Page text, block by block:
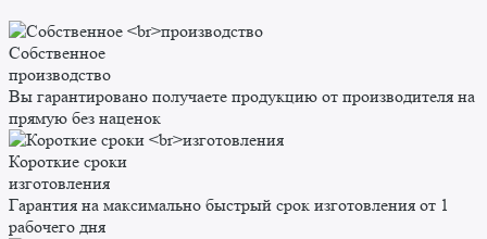
Собственное
производство
Вы гарантировано получаете продукцию от производителя на
прямую без наценок
Короткие сроки
изготовления
Гарантия на максимально быстрый срок изготовления от 1
рабочего дня